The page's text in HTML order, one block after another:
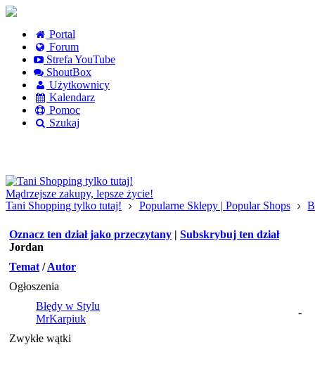
Portal
Forum
Strefa YouTube
ShoutBox
Użytkownicy
Kalendarz
Pomoc
Szukaj
Mądrzejsze zakupy, lepsze życie!
Tani Shopping tylko tutaj!
Popularne Sklepy | Popular Shops
Oznacz ten dział jako przeczytany | Subskrybuj ten dział
Jordan
Temat /Autor
Ogłoszenia
Błędy w Stylu
MrKarpiuk
-
Zwykłe wątki